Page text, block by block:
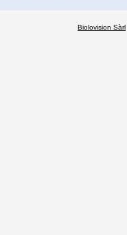
Biolovision Sàrl